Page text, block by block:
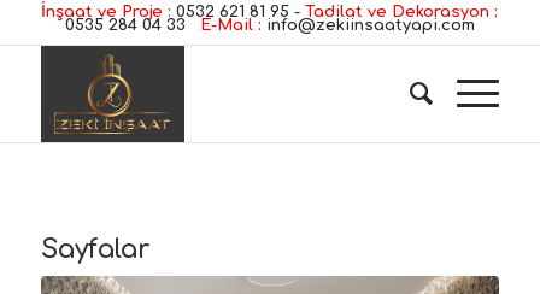
İnşaat ve Proje : 0532 621 81 95 - Tadilat ve Dekorasyon :
0535 284 04 33 E-Mail : info@zekiinsaatyapi.com
Sayfalar